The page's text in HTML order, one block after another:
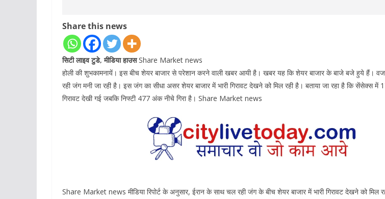
Share this news
सिटी लाइव टुडे, मीडिया हाउसShare Market news
होली की शुभकामनायें। इस बीच शेयर बाजार से परेशान करने वाली खबर आयी है। खबर यह कि शेयर बाजार के बाजे बजे हुये हैं।
रही जंग मनी जा रही है। इस जंग का सीधा असर शेयर बाजार में भारी गिरावट देखने को मिल रही है। बताया जा रहा है कि सेंसेक्स में
गिरावट देखी गई जबकि निफ्टी 477 अंक नीचे गिरा है। Share Market news
Share Market news मीडिया रिपोर्ट के अनुसार, ईरान के साथ चल रही जंग के बीच शेयर बाजार में भारी गिरावट देखने को मिल